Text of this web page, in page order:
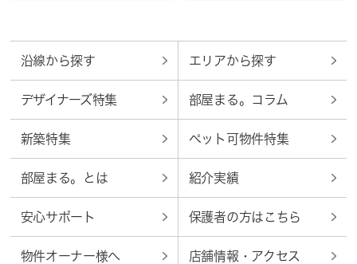
沿線から探す エリアから探す
デザイナーズ特集 部屋まる。コラム
新築特集 ペット可物件特集
部屋まる。とは 紹介実績
安心サポート 保護者の方はこちら
物件オーナー様へ 店舗情報・アクセス